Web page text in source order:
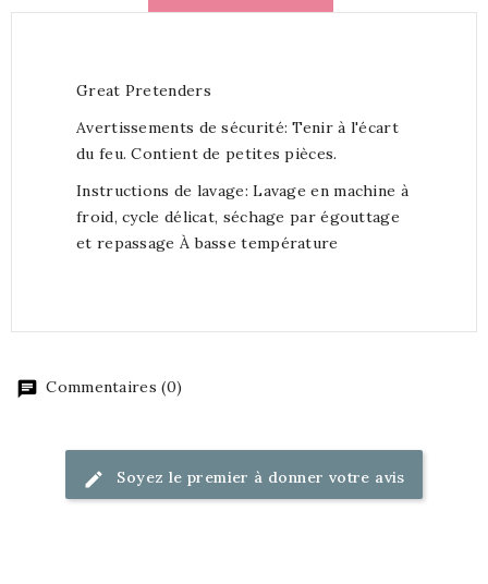
Great Pretenders
Avertissements de sécurité: Tenir à l'écart
du feu. Contient de petites pièces.
Instructions de lavage: Lavage en machine à
froid, cycle délicat, séchage par égouttage
et repassage À basse température
Commentaires (0)
Soyez le premier à donner votre avis